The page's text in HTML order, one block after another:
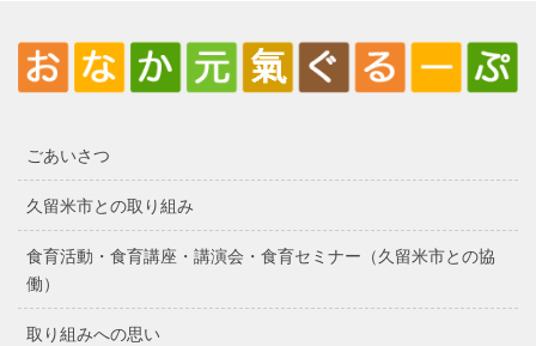
ごあいさつ
久留米市との取り組み
食育活動・食育講座・講演会・食育セミナー（久留米市との協
働）
取り組みへの思い